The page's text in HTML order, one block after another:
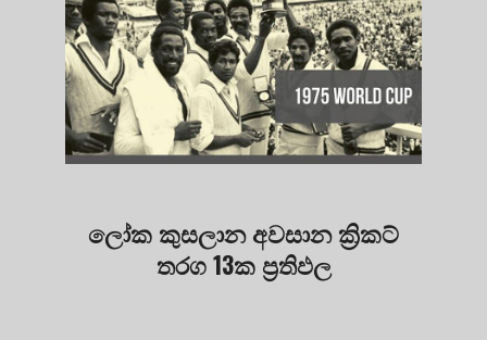
ලෝක කුසලාන අවසාන ක්‍රිකට්
තරග 13ක ප්‍රතිඵල